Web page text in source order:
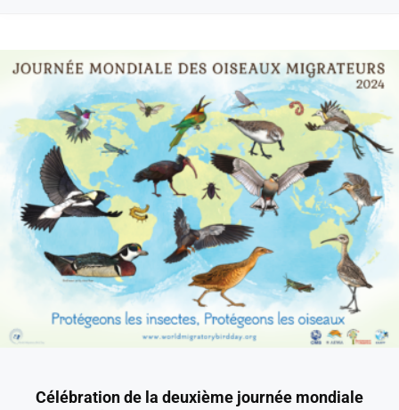
Célébration de la deuxième journée mondiale